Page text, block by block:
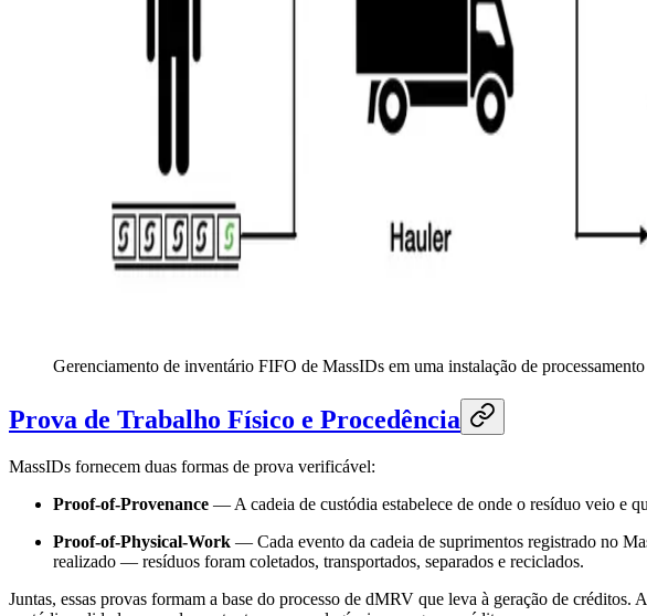
Gerenciamento de inventário FIFO de MassIDs em uma instalação de processamento
Prova de Trabalho Físico e Procedência
MassIDs fornecem duas formas de prova verificável:
Proof-of-Provenance — A cadeia de custódia estabelece de onde o resíduo veio e
Proof-of-Physical-Work — Cada evento da cadeia de suprimentos registrado no
realizado — resíduos foram coletados, transportados, separados e reciclados.
Juntas, essas provas formam a base do processo de dMRV que leva à geração de